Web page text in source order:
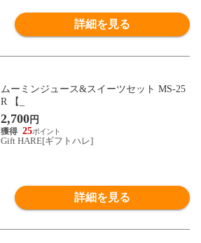
詳細を見る
ムーミンジュース&スイーツセット MS-25
R 【_
2,700円
25
Gift HARE[ギフトハレ]
詳細を見る